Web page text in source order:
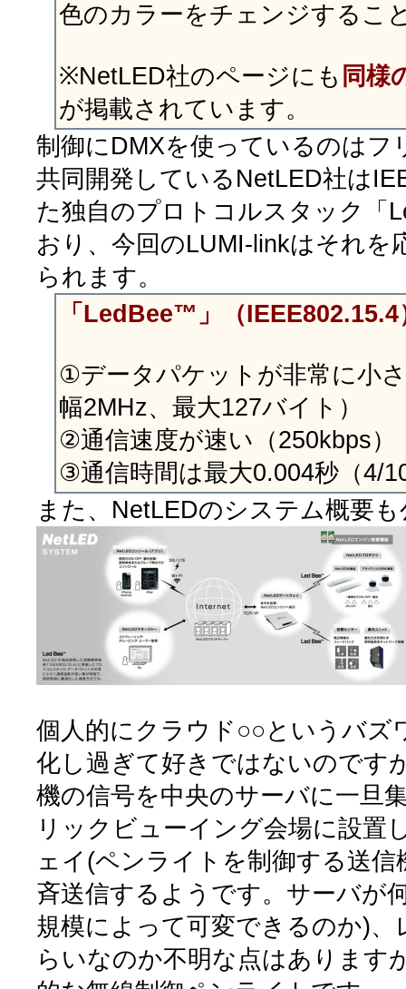
色のカラーをチェンジするこ
※NetLED社のページにも 同様
が掲載されています。
制御にDMXを使っているのはフ
共同開発しているNetLED社は
た独自のプロトコルスタック「
おり、今回のLUMI-linkはそれを
られます。
「LedBee™」（IEEE802.15.4
①データパケットが非常に小
幅2MHz、最大127バイト）
②通信速度が速い（250kbps）
③通信時間は最大0.004秒（4/
また、NetLEDのシステム概要
個人的にクラウド○○というバズ
化し過ぎて好きではないのです
機の信号を中央のサーバに一旦
リックビューイング会場に設置
ェイ(ペンライトを制御する送
斉送信するようです。サーバが
規模によって可変できるのか)
らいなのか不明な点はあります